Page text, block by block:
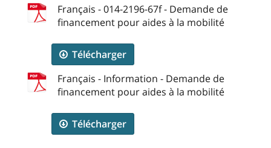
Français - 014-2196-67f - Demande de
financement pour aides à la mobilité
Télécharger
Français - Information - Demande de
financement pour aides à la mobilité
Télécharger